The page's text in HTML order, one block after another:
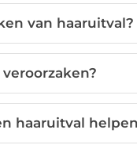
van haaruitval?
haaruitval